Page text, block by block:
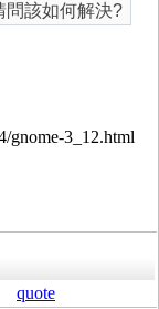
該如何解決?
gnome-3_12.html
quote